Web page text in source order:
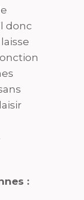
donc
: